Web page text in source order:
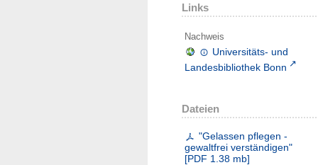
Links
Nachweis
Universitäts- und
Landesbibliothek Bonn
Dateien
"Gelassen pflegen -
gewaltfrei verständigen"
[PDF 1.38 mb]